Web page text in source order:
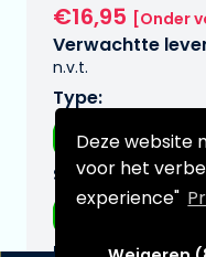
Deze website
voor het
experience"
€16,95 [Onder
Verwachtte
n.v.t.
Type:
Plushes
Serie: